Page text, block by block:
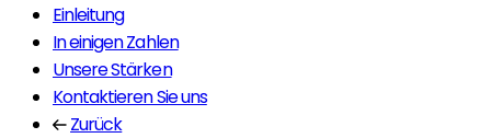
Einleitung
In einigen Zahlen
Unsere Stärken
Kontaktieren Sie uns
Zurück